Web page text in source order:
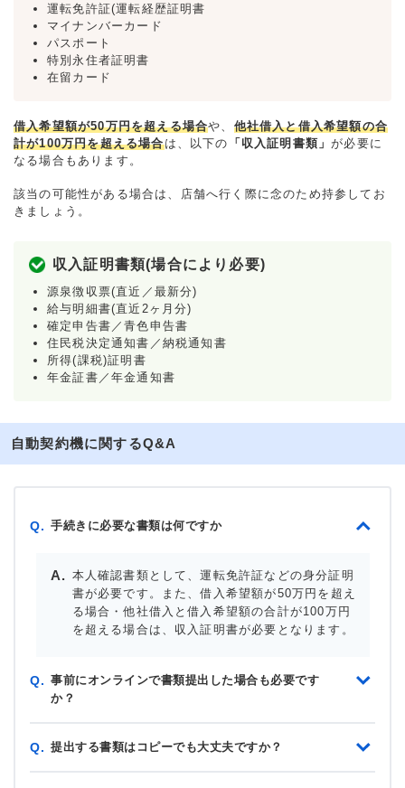
運転免許証(運転経歴証明書
マイナンバーカード
パスポート
特別永住者証明書
在留カード
借入希望額が50万円を超える場合や、 他社借入と借入希望額の合
計が100万円を超える場合は、以下の 「収入証明書類」が必要に
なる場合もあります。
該当の可能性がある場合は、店舗へ行く際に念のため持参してお
きましょう。
収入証明書類(場合により必要)
源泉徴収票(直近／最新分)
給与明細書(直近2ヶ月分)
確定申告書／青色申告書
住民税決定通知書／納税通知書
所得(課税)証明書
年金証書／年金通知書
自動契約機に関するQ&A
Q. 手続きに必要な書類は何ですか
本人確認書類として、運転免許証などの身分証明
書が必要です。また、借入希望額が50万円を超え
る場合・他社借入と借入希望額の合計が100万円
を超える場合は、収入証明書が必要となります。
Q. 事前にオンラインで書類提出した場合も必要です
か？
Q. 提出する書類はコピーでも大丈夫ですか？